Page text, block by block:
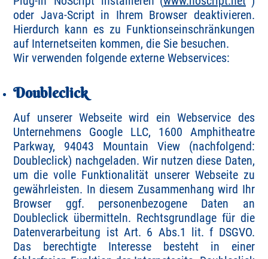
oder Java-Script in Ihrem Browser deaktivieren.
Hierdurch kann es zu Funktionseinschränkungen
auf Internetseiten kommen, die Sie besuchen.
Wir verwenden folgende externe Webservices:
Doubleclick
Auf unserer Webseite wird ein Webservice des
Unternehmens Google LLC, 1600 Amphitheatre
Parkway, 94043 Mountain View (nachfolgend:
Doubleclick) nachgeladen. Wir nutzen diese Daten,
um die volle Funktionalität unserer Webseite zu
gewährleisten. In diesem Zusammenhang wird Ihr
Browser ggf. personenbezogene Daten an
Doubleclick übermitteln. Rechtsgrundlage für die
Datenverarbeitung ist Art. 6 Abs.1 lit. f DSGVO.
Das berechtigte Interesse besteht in einer